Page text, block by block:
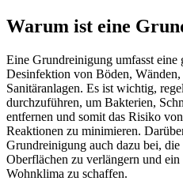
Warum ist eine
Eine Grundreinigung umfasst
Desinfektion von Böden,
Sanitäranlagen. Es ist wichtig,
durchzuführen, um Bakterien,
entfernen und somit das Risiko
Reaktionen zu minimieren.
Grundreinigung auch dazu bei,
Oberflächen zu verlängern und
Wohnklima zu schaffen.